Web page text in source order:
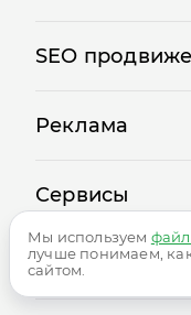
Логотипы
Мы используем
лучше понимаем,
сайтом.